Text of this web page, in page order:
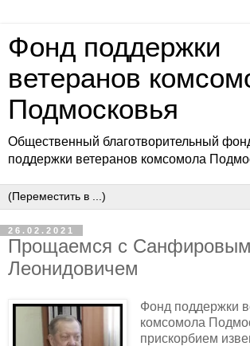
Фонд поддержки
ветеранов
Подмосковья
Общественный благотворительный
поддержки ветеранов комсомола
26.02.2021
Прощаемся с
Леонидовичем
Фонд поддержки
комсомола
прискорбием